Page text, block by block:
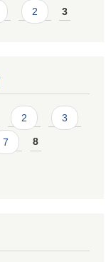
2 3
2 3
7 8